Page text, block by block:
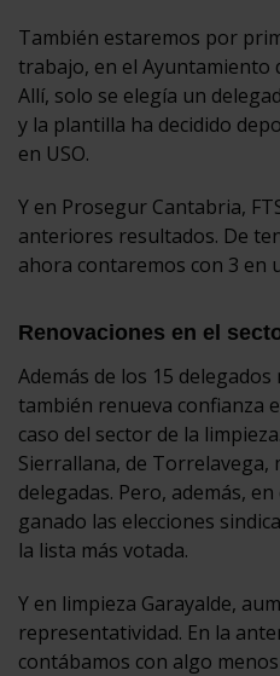
También estaremos por
trabajo, en el Ayuntamiento
Allí, solo se elegía un
y la plantilla ha decidido
en USO.
Y en Prosegur Cantabria,
anteriores resultados. De
ahora contaremos con 3 en
Renovaciones en el
Además de los 15
también renueva confianza
caso del sector de la
Sierrallana, de Torrelavega,
delegadas. Pero, además,
ganado las elecciones
la lista más votada.
Y en limpieza Garayalde,
representatividad. En la
contábamos con algo